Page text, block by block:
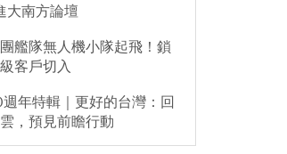
大南方論壇
艦隊無人機小隊起飛！鎖
客戶切入
年特輯｜更好的台灣：回
，預見前瞻行動